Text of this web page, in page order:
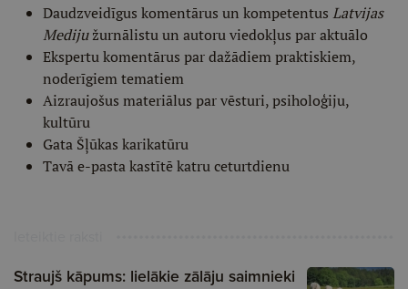
Daudzveidīgus komentārus un kompetentus Latvijas
Medijužurnālistu un autoru viedokļus par aktuālo
Ekspertu komentārus par dažādiem praktiskiem,
noderīgiem tematiem
Aizraujošus materiālus par vēsturi, psiholoģiju,
kultūru
Gata Šļūkas karikatūru
Tavā e-pasta kastītē katru ceturtdienu
Straujš kāpums: lielākie zālāju saimnieki